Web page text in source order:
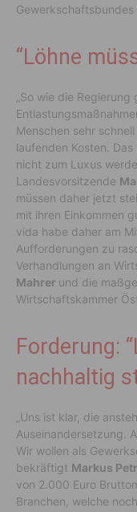
Gewerkschaftsbundes
“Löhne
„So wie die
Menschen sehr
laufenden Kosten.
nicht zum Luxus
Landesvorsitzende
müssen daher jetzt
mit ihren Einkommen
vida habe daher am
Aufforderungen zu
Verhandlungen an
Mahrer und die
Wirtschaftskammer
Forderung:
nachhaltig
„Uns ist klar, die
Auseinandersetzung.
Wir wollen als
bekräftigt Markus
von 2.000 Euro
Branchen, welche